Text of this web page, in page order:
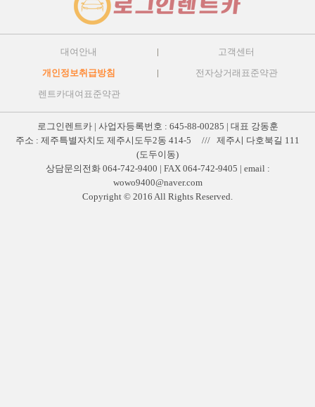
대여안내 고객센터
개인정보취급방침 전자상거래표준약관
렌트카대여표준약관
로그인렌트카 | 사업자등록번호 : 645-88-00285 | 대표 강동훈
주소 : 제주특별자치도 제주시도두2동 414-5 /// 제주시 다호북길 111
(도두이동)
상담문의전화 064-742-9400 | FAX 064-742-9405 | email :
wowo9400@naver.com
Copyright © 2016 All Rights Reserved.